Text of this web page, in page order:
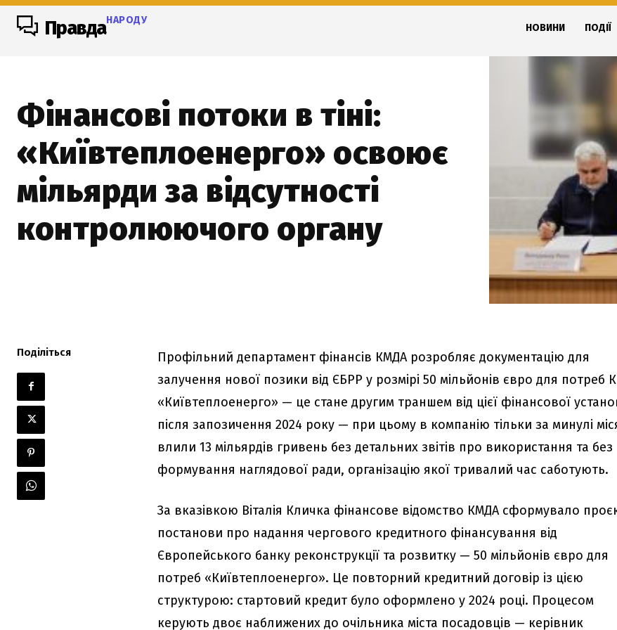
ПравдаНАРОДУ
НОВИНИ ПОДІЇ
Фінансові потоки в тіні:
«Київтеплоенерго» освоює
мільярди за відсутності
контролюючого органу
Поділіться
Профільний департамент фінансів КМДА розробляє документацію для
залучення нової позики від ЄБРР у розмірі 50 мільйонів євро для потреб
«Київтеплоенерго» — це стане другим траншем від цієї фінансової
після запозичення 2024 року — при цьому в компанію тільки за минулі
влили 13 мільярдів гривень без детальних звітів про використання та без
формування наглядової ради, організацію якої тривалий час саботують.
За вказівкою Віталія Кличка фінансове відомство КМДА сформувало
постанови про надання чергового кредитного фінансування від
Європейського банку реконструкції та розвитку — 50 мільйонів євро для
потреб «Київтеплоенерго». Це повторний кредитний договір із цією
структурою: стартовий кредит було оформлено у 2024 році. Процесом
керують двоє наближених до очільника міста посадовців — керівник